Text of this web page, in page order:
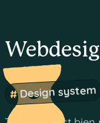
Design system